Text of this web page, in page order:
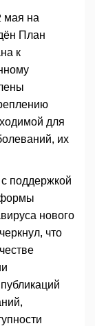
мая на
План
к
для
их
поддержкой
нового
что